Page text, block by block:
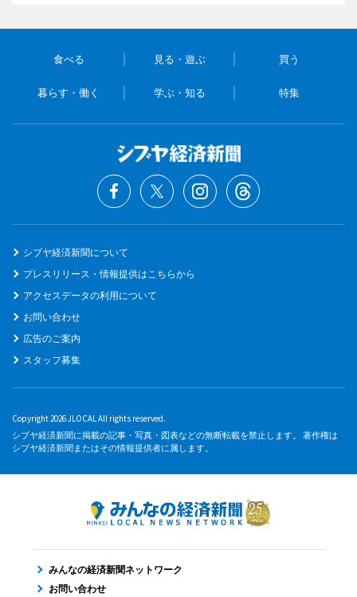
食べる 見る・遊ぶ 買う
暮らす・働く 学ぶ・知る 特集
シブヤ経済新聞について
プレスリリース・情報提供はこちらから
アクセスデータの利用について
お問い合わせ
広告のご案内
スタッフ募集
Copyright 2026 JLOCAL All rights reserved.
シブヤ経済新聞に掲載の記事・写真・図表などの無断転載を禁止します。 著作権は
シブヤ経済新聞またはその情報提供者に属します。
みんなの経済新聞ネットワーク
お問い合わせ